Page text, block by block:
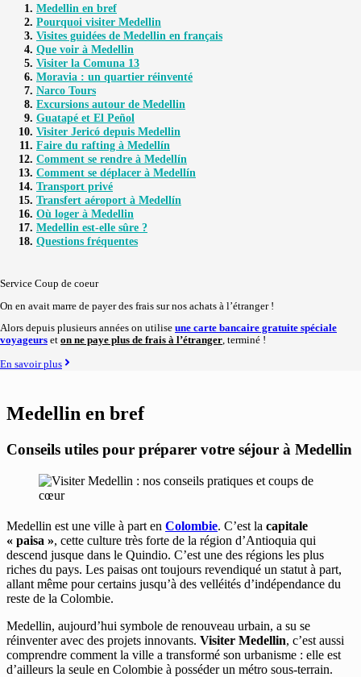
Medellin en bref
Pourquoi visiter Medellin
Visites guidées de Medellin en français
Que voir à Medellin
Visiter la Comuna 13
Moravia : un quartier réinventé
Narco Tours
Excursions autour de Medellin
Guatapé et El Peñol
Visiter Jericó depuis Medellin
Faire du rafting à Medellín
Comment se rendre à Medellín
Comment se déplacer à Medellín
Transport privé
Transfert aéroport à Medellín
Où loger à Medellin
Medellin est-elle sûre ?
Questions fréquentes
Service Coup de coeur
On en avait marre de payer des frais sur nos achats à l’étranger !
Alors depuis plusieurs années on utilise une carte bancaire gratuite spéciale
voyageurs et on ne paye plus de frais à l’étranger, terminé !
En savoir plus
Medellin en bref
Conseils utiles pour préparer votre séjour à Medellin
Medellin est une ville à part en Colombie. C’est la capitale
« paisa », cette culture très forte de la région d’Antioquia qui
descend jusque dans le Quindio. C’est une des régions les plus
riches du pays. Les paisas ont toujours revendiqué un statut à part,
allant même pour certains jusqu’à des velléités d’indépendance du
reste de la Colombie.
Medellin, aujourd’hui symbole de renouveau urbain, a su se
réinventer avec des projets innovants. Visiter Medellin, c’est aussi
comprendre comment la ville a transformé son urbanisme : elle est
d’ailleurs la seule en Colombie à posséder un métro sous-terrain.